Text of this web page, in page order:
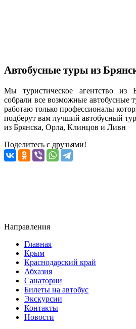
Автобусные туры из
Мы туристическое агентство из
собрали все возможные автобусные
работаю только профессионалы
подберут вам лучший автобусный
из Брянска, Орла, Клинцов и Ливн
Поделитесь с друзьями!
Направления
Главная
Крым
Краснодарский край
Абхазия
Санатории
Билеты на автобус
Экскурсии
Контакты
Новости